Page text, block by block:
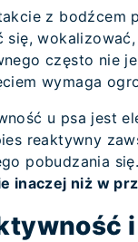
z bodźcem
się,
często nie
wymaga
u psa jest
reaktywny
pobudzania się.
inaczej niż w